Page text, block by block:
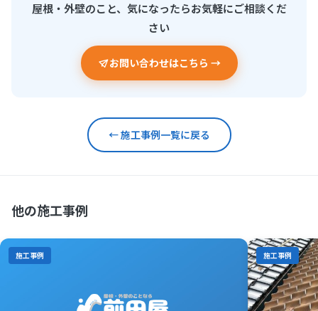
屋根・外壁のこと、気になったらお気軽にご相談くだ
さい
お問い合わせはこちら →
← 施工事例一覧に戻る
他の施工事例
施工事例